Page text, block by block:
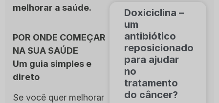
melhorar a saúde.
POR ONDE COMEÇAR
NA SUA SAÚDE
Um guia simples e
direto
Se você quer melhorar
Doxiciclina –
um
antibiótico
reposicionado
para ajudar
no
tratamento
do câncer?